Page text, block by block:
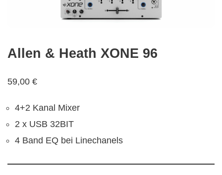
Allen & Heath XONE 96
59,00 €
4+2 Kanal Mixer
2 x USB 32BIT
4 Band EQ bei Linechanels